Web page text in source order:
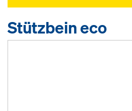
Stützbein eco